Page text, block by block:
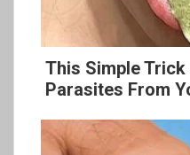
This Simple
Parasites From